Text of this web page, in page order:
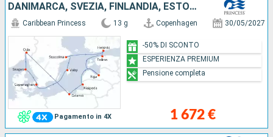
DANIMARCA, SVEZIA, FINLANDIA, ESTONIA, LETTONIA, LITUANIA, POLONIA, NORVEGIA
Pagamento in 4X
Caribbean Princess 13 g Copenhagen 30/05/2027
1 672 €
-50% DI SCONTO
ESPERIENZA PREMIUM
Pensione completa